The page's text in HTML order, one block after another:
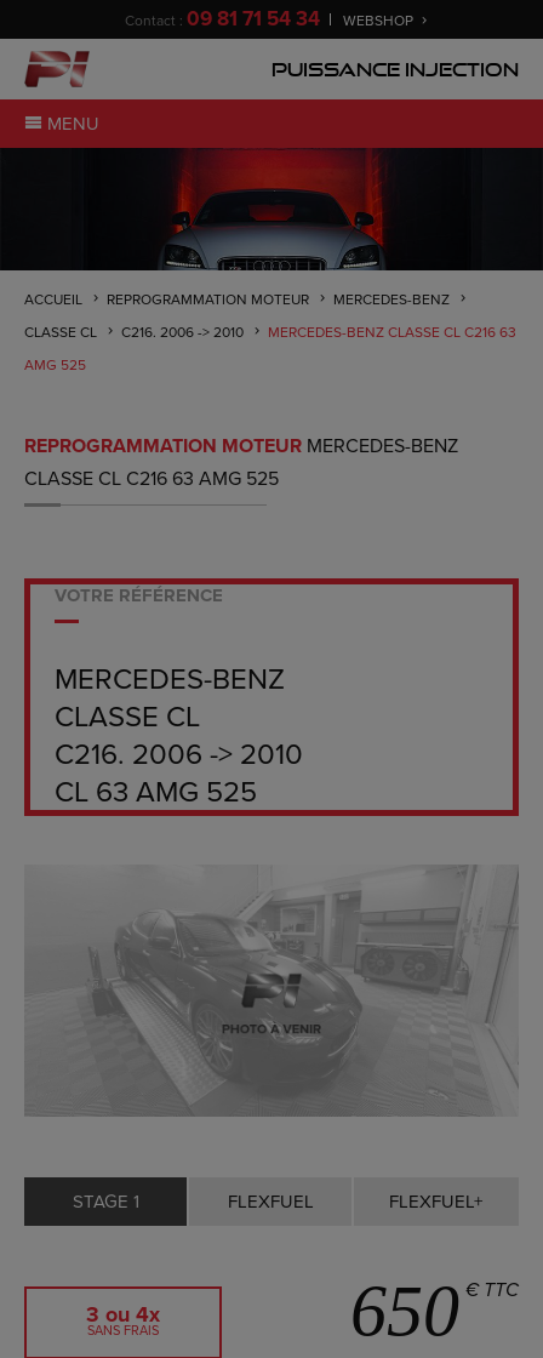
Contact : 09 81 71 54 34 WEBSHOP
Puissance Injection
MENU
ACCUEIL REPROGRAMMATION MOTEUR
MERCEDES-BENZ
CLASSE CL
C216. 2006 -> 2010
MERCEDES-BENZ CLASSE CL C216 63
AMG 525
REPROGRAMMATION MOTEUR MERCEDES-BENZ
CLASSE CL C216 63 AMG 525
VOTRE RÉFÉRENCE
MERCEDES-BENZ
CLASSE CL
C216. 2006 -> 2010
CL 63 AMG 525
STAGE 1 FLEXFUEL FLEXFUEL+
3 ou 4x
SANS FRAIS 650 € TTC